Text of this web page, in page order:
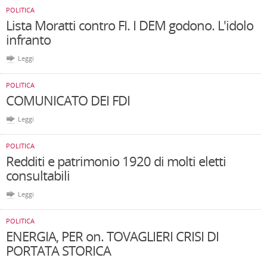
POLITICA
Lista Moratti contro FI. I DEM godono. L'idolo
infranto
Leggi
POLITICA
COMUNICATO DEI FDI
Leggi
POLITICA
Redditi e patrimonio 1920 di molti eletti
consultabili
Leggi
POLITICA
ENERGIA, PER on. TOVAGLIERI CRISI DI
PORTATA STORICA